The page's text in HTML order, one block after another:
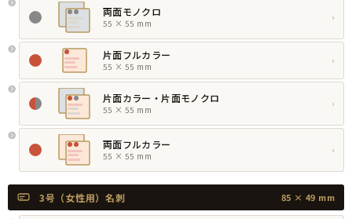
両面モノクロ
55 × 55 mm
›
片面フルカラー
55 × 55 mm
›
片面カラー・片面モノクロ
55 × 55 mm
›
両面フルカラー
55 × 55 mm
›
3号（女性用）名刺 85 × 49 mm